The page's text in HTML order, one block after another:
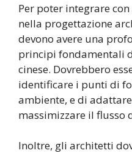
Per poter integrare con
nella progettazione
devono avere una
principi fondamentali
cinese. Dovrebbero
identificare i punti di
ambiente, e di
massimizzare il flusso
Inoltre, gli architetti